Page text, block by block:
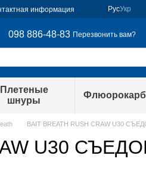
информация РусУкр
098 886-48-83 Перезвонить вам?
Плетеные
шнуры
BAIT BREATH RUSH CRAW U30
U30